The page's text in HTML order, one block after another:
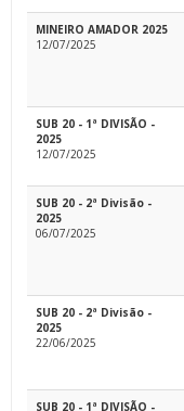
MINEIRO AMADOR 2025
12/07/2025
SUB 20 - 1ª DIVISÃO -
2025
12/07/2025
SUB 20 - 2ª Divisão -
2025
06/07/2025
SUB 20 - 2ª Divisão -
2025
22/06/2025
SUB 20 - 1ª DIVISÃO -